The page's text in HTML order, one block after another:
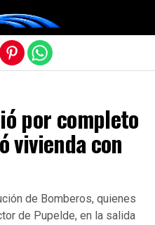
por completo
vivienda con
de Bomberos, quienes
de Pupelde, en la salida
móvil